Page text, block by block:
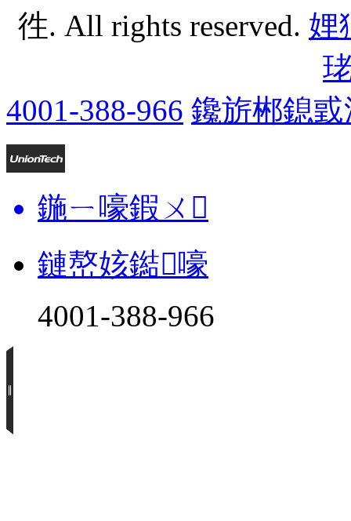
徃. All rights reserved. 娌
4001-388-966 鑱旂郴鎴戜
鍦ㄧ嚎鍜ㄨ
鏈嶅姟鐑嚎
4001-388-966